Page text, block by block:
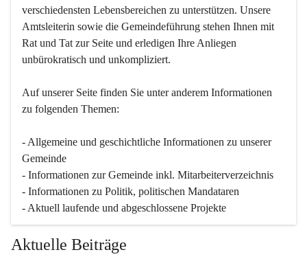
verschiedensten Lebensbereichen zu unterstützen. Unsere
Amtsleiterin sowie die Gemeindeführung stehen Ihnen mit
Rat und Tat zur Seite und erledigen Ihre Anliegen
unbürokratisch und unkompliziert.
Auf unserer Seite finden Sie un­ter an­de­rem Informationen
zu folgenden Themen:
- Allgemeine und geschichtliche Informationen zu unserer
Gemeinde
- Informationen zur Gemeinde inkl. Mitarbeiterverzeichnis
- Informationen zu Politik, politischen Mandataren
- Aktuell laufende und abgeschlossene Projekte
Aktuelle Beiträge